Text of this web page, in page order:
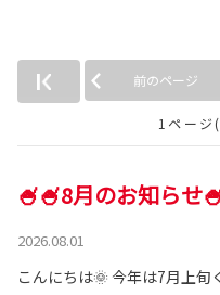
前のページ
1ペー
🍧🍧8月のお知らせ
2026.08.01
こんにちは🌞 今年は7月上旬